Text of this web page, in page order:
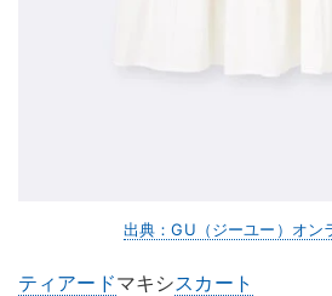
出典：GU（ジーユー）オン
ティアードマキシスカート